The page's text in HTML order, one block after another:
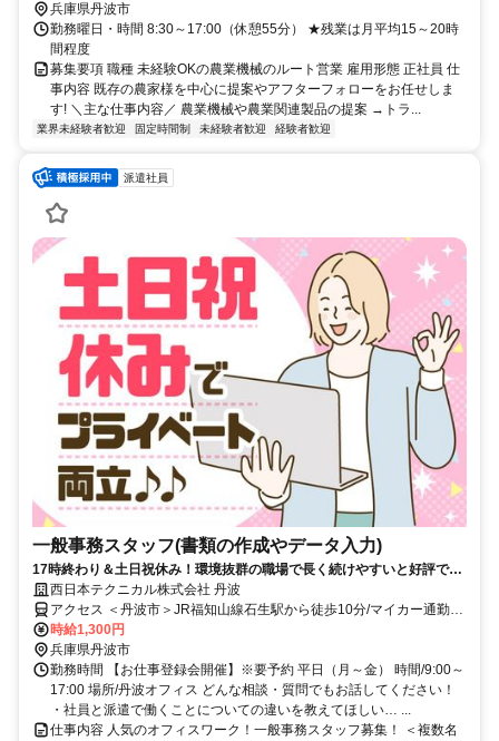
兵庫県丹波市
勤務曜日・時間 8:30～17:00（休憩55分） ★残業は月平均15～20時
間程度
募集要項 職種 未経験OKの農業機械のルート営業 雇用形態 正社員 仕
事内容 既存の農家様を中心に提案やアフターフォローをお任せしま
す! ＼主な仕事内容／ 農業機械や農業関連製品の提案 →トラ...
業界未経験者歓迎 固定時間制 未経験者歓迎 経験者歓迎
派遣社員
一般事務スタッフ(書類の作成やデータ入力)
17時終わり＆土日祝休み！環境抜群の職場で長く続けやすいと好評で
す！西日本テクニカル株式会社 丹波
アクセス ＜丹波市＞JR福知山線石生駅から徒歩10分/マイカー通勤
OK
時給1,300円
兵庫県丹波市
勤務時間 【お仕事登録会開催】※要予約 平日（月～金） 時間/9:00～
17:00 場所/丹波オフィス どんな相談・質問でもお話してください！
・社員と派遣で働くことについての違いを教えてほしい… ...
仕事内容 人気のオフィスワーク！一般事務スタッフ募集！ ＜複数名